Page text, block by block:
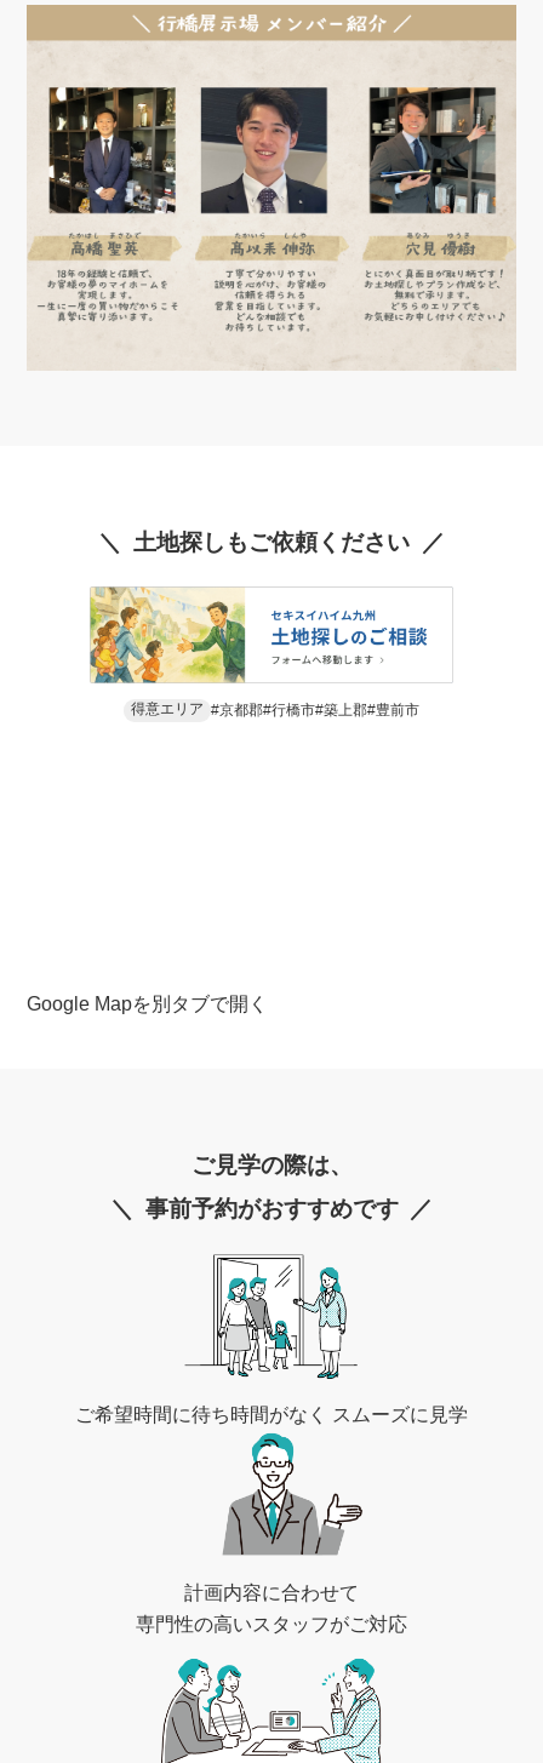
土地探しもご依頼ください
得意エリア 京都郡 行橋市 築上郡 豊前市
Google Mapを別タブで開く
ご見学の際は、
事前予約がおすすめです
ご希望時間に待ち時間がなく スムーズに見学
計画内容に合わせて
専門性の高いスタッフがご対応